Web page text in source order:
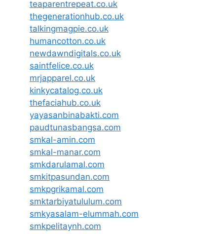
teaparentrepeat.co.uk
thegenerationhub.co.uk
talkingmagpie.co.uk
humancotton.co.uk
newdawndigitals.co.uk
saintfelice.co.uk
mrjapparel.co.uk
kinkycatalog.co.uk
thefaciahub.co.uk
yayasanbinabakti.com
paudtunasbangsa.com
smkal-amin.com
smkal-manar.com
smkdarulamal.com
smkitpasundan.com
smkpgrikamal.com
smktarbiyatululum.com
smkyasalam-elummah.com
smkpelitaynh.com